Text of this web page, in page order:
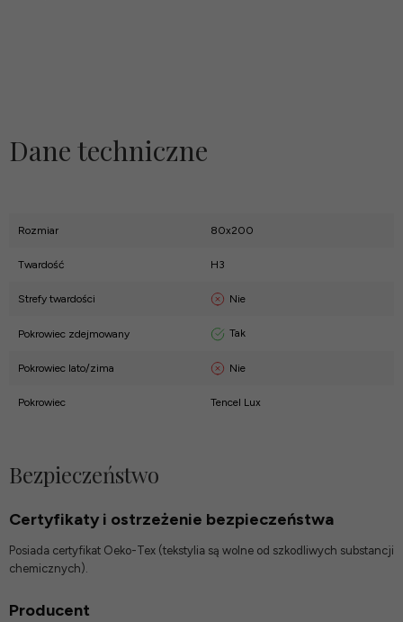
Dane techniczne
Rozmiar 80x200
Twardość H3
Strefy twardości Nie
Pokrowiec zdejmowany Tak
Pokrowiec lato/zima Nie
Pokrowiec Tencel Lux
Bezpieczeństwo
Certyfikaty i ostrzeżenie bezpieczeństwa
Posiada certyfikat Oeko-Tex (tekstylia są wolne od szkodliwych substancji
chemicznych).
Producent